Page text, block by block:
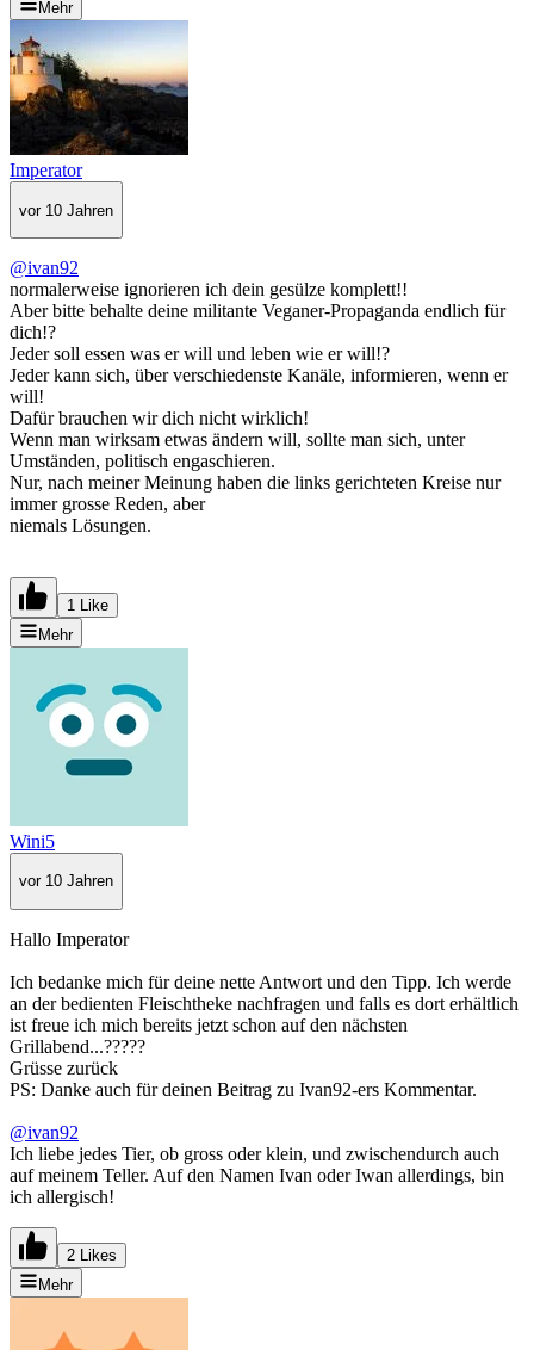
Mehr
Imperator
vor 10 Jahren
@ivan92
normalerweise ignorieren ich dein gesülze komplett!!
Aber bitte behalte deine militante Veganer-Propaganda endlich für
dich!?
Jeder soll essen was er will und leben wie er will!?
Jeder kann sich, über verschiedenste Kanäle, informieren, wenn er
will!
Dafür brauchen wir dich nicht wirklich!
Wenn man wirksam etwas ändern will, sollte man sich, unter
Umständen, politisch engaschieren.
Nur, nach meiner Meinung haben die links gerichteten Kreise nur
immer grosse Reden, aber
niemals Lösungen.
1 Like
Mehr
Wini5
vor 10 Jahren
Hallo Imperator
Ich bedanke mich für deine nette Antwort und den Tipp. Ich werde
an der bedienten Fleischtheke nachfragen und falls es dort erhältlich
ist freue ich mich bereits jetzt schon auf den nächsten
Grillabend...?????
Grüsse zurück
PS: Danke auch für deinen Beitrag zu Ivan92-ers Kommentar.
@ivan92
Ich liebe jedes Tier, ob gross oder klein, und zwischendurch auch
auf meinem Teller. Auf den Namen Ivan oder Iwan allerdings, bin
ich allergisch!
2 Likes
Mehr